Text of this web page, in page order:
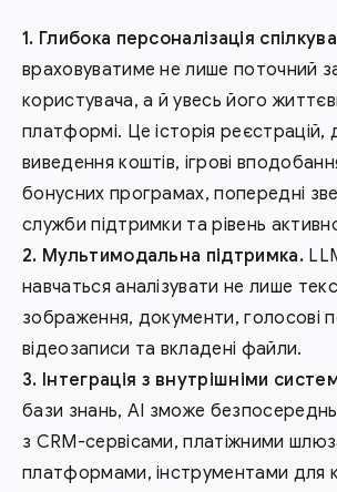
Глибока персоналізація
враховуватиме не лише поточний
користувача, а й увесь його
платформі. Це історія реєстрацій,
виведення коштів, ігрові
бонусних програмах, попередні
служби підтримки та рівень
Мультимодальна підтримка.
навчаться аналізувати не лише
зображення, документи, голосові
відеозаписи та вкладені файли.
Інтеграція з внутрішніми
бази знань, AI зможе
з CRM-сервісами, платіжними
платформами, інструментами для